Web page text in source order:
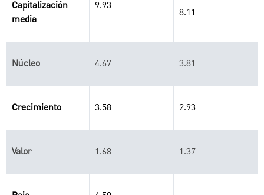
Capitalización
media
9.93 8.11
Núcleo 4.67 3.81
Crecimiento 3.58 2.93
Valor 1.68 1.37